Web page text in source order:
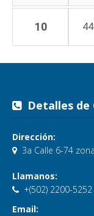
10 44
Detalles de
Dirección:
3a Calle 6-74
Llamanos:
+(502) 2200-
Email: